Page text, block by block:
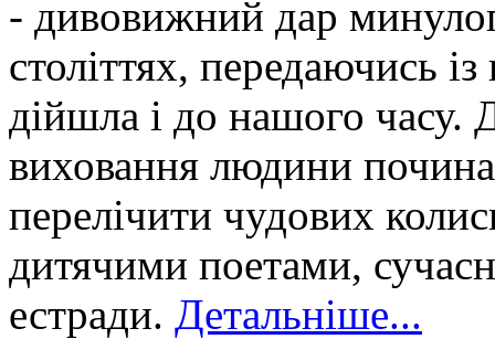
- дивовижний дар
століттях, передаючись
дійшла і до нашого часу.
виховання людини
перелічити чудових
дитячими поетами,
естради. Детальніше...